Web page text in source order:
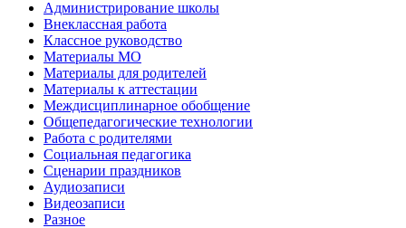
Администрирование школы
Внеклассная работа
Классное руководство
Материалы МО
Материалы для родителей
Материалы к аттестации
Междисциплинарное обобщение
Общепедагогические технологии
Работа с родителями
Социальная педагогика
Сценарии праздников
Аудиозаписи
Видеозаписи
Разное